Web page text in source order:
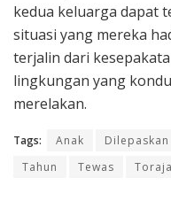
kedua keluarga dapat
situasi yang mereka
terjalin dari
lingkungan yang
merelakan.
Tags: Anak Dilepaskan
Tahun
Tewas Toraja